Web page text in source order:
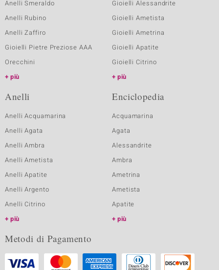
Anelli Smeraldo
Anelli Rubino
Anelli Zaffiro
Gioielli Pietre Preziose AAA
Orecchini
più
Gioielli Alessandrite
Gioielli Ametista
Gioielli Ametrina
Gioielli Apatite
Gioielli Citrino
più
Anelli
Anelli Acquamarina
Anelli Agata
Anelli Ambra
Anelli Ametista
Anelli Apatite
Anelli Argento
Anelli Citrino
più
Enciclopedia
Acquamarina
Agata
Alessandrite
Ambra
Ametrina
Ametista
Apatite
più
Metodi di Pagamento